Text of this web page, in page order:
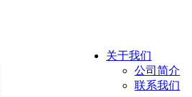
关于我们
公司简介
联系我们